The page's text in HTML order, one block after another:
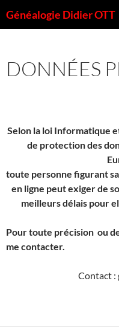
auGénéalogie Didier OTT
DONNÉES
Selon la loi Informatique
de protection des
toute personne figurant
en ligne peut exiger de
meilleurs délais pour
Pour toute précision ou
me contacter.
Contact :